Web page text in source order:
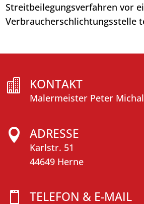
Streitbeilegungsverfahren vor
Verbraucherschlichtungsstelle
 KONTAKT
Malermeister Peter
 ADRESSE
Karlstr. 51
44649 Herne
 TELEFON & E-MAIL